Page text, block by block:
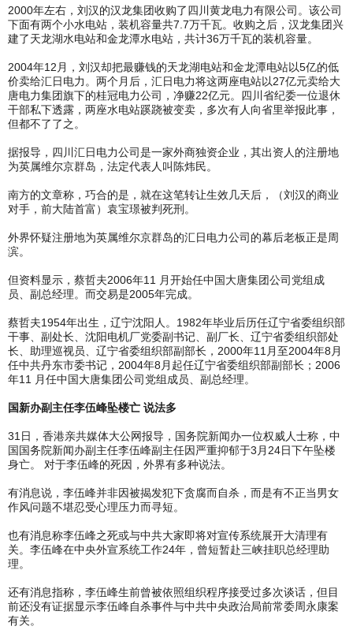
2000年左右，刘汉的汉龙集团收购了四川黄龙电力有限公司。该公司
下面有两个小水电站，装机容量共7.7万千瓦。收购之后，汉龙集团兴
建了天龙湖水电站和金龙潭水电站，共计36万千瓦的装机容量。
2004年12月，刘汉却把最赚钱的天龙湖电站和金龙潭电站以5亿的低
价卖给汇日电力。两个月后，汇日电力将这两座电站以27亿元卖给大
唐电力集团旗下的桂冠电力公司，净赚22亿元。四川省纪委一位退休
干部私下透露，两座水电站蹊跷被变卖，多次有人向省里举报此事，
但都不了了之。
据报导，四川汇日电力公司是一家外商独资企业，其出资人的注册地
为英属维尔京群岛，法定代表人叫陈炜民。
南方的文章称，巧合的是，就在这笔转让生效几天后，（刘汉的商业
对手，前大陆首富）袁宝璟被判死刑。
外界怀疑注册地为英属维尔京群岛的汇日电力公司的幕后老板正是周
滨。
但资料显示，蔡哲夫2006年11 月开始任中国大唐集团公司党组成
员、副总经理。而交易是2005年完成。
蔡哲夫1954年出生，辽宁沈阳人。1982年毕业后历任辽宁省委组织部
干事、副处长、沈阳电机厂党委副书记、副厂长、辽宁省委组织部处
长、助理巡视员、辽宁省委组织部副部长，2000年11月至2004年8月
任中共丹东市委书记，2004年8月起任辽宁省委组织部副部长；2006
年11 月任中国大唐集团公司党组成员、副总经理。
国新办副主任李伍峰坠楼亡 说法多
31日，香港亲共媒体大公网报导，国务院新闻办一位权威人士称，中
国国务院新闻办副主任李伍峰副主任因严重抑郁于3月24日下午坠楼
身亡。 对于李伍峰的死因，外界有多种说法。
有消息说，李伍峰并非因被揭发犯下贪腐而自杀，而是有不正当男女
作风问题不堪忍受心理压力而寻短。
也有消息称李伍峰之死或与中共大家即将对宣传系统展开大清理有
关。李伍峰在中央外宣系统工作24年，曾短暂赴三峡挂职总经理助
理。
还有消息指称，李伍峰生前曾被依照组织程序接受过多次谈话，但目
前还没有证据显示李伍峰自杀事件与中共中央政治局前常委周永康案
有关。